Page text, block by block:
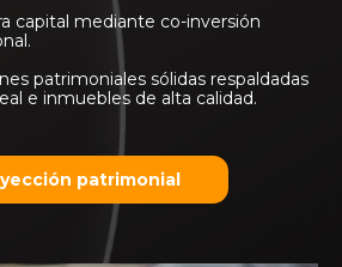
capital mediante co-inversión
patrimoniales sólidas respaldadas
e inmuebles de alta calidad.
patrimonial